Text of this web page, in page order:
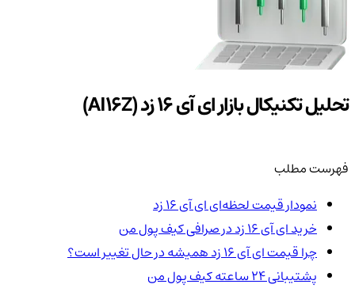
تحلیل تکنیکال بازار ای آی 16 زد (AI16Z)
فهرست مطلب
نمودار قیمت لحظه‌ای ای آی 16 زد
خرید ای آی 16 زد در صرافی کیف پول من
چرا قیمت ای آی 16 زد همیشه در حال تغییر است؟
پشتیبانی ۲۴ ساعته کیف پول من